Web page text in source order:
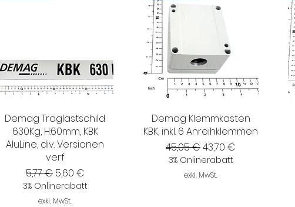
Demag Traglastschild
630Kg, H:60mm, KBK
AluLine, div. Versionen
verf
Standardpreis
5,77 € Sale-Preis
5,60 €
3% Onlinerabatt
exkl. MwSt.
Demag Klemmkasten
KBK, inkl. 6 Anreihklemmen
Standardpreis
45,05 €Sale-Preis
43,70 €
3% Onlinerabatt
exkl. MwSt.